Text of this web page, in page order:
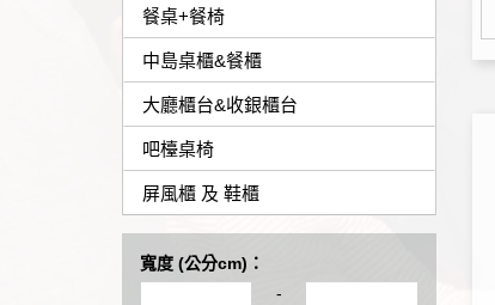
餐桌+餐椅
中島桌櫃&餐櫃
大廳櫃台&收銀櫃台
吧檯桌椅
屏風櫃 及 鞋櫃
寬度 (公分cm)：
-